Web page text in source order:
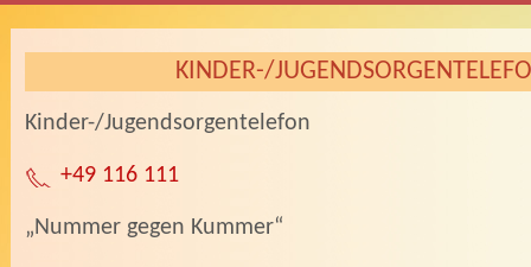
KINDER-/
Kinder-/Jugendsorgentelefon
+49 116 111
„Nummer gegen Kummer“